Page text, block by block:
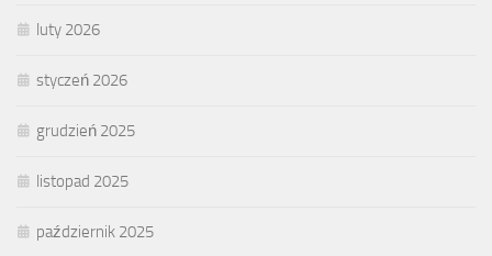
luty 2026
styczeń 2026
grudzień 2025
listopad 2025
październik 2025